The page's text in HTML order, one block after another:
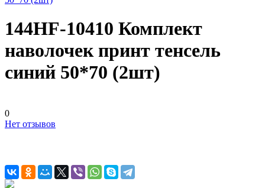
144HF-10410 Комплект
наволочек принт тенсель
синий 50*70 (2шт)
0
Нет отзывов